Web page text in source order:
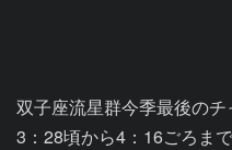
双子座流星群今季最後の
3：28頃から4：16ごろま